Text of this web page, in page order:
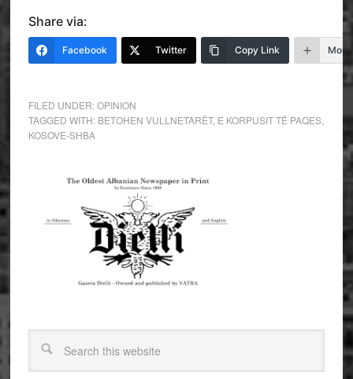
Share via:
Facebook Twitter Copy Link More
FILED UNDER:OPINION
TAGGED WITH: BETOHEN VULLNETARËT, E KORPUSIT TË PAQES,
KOSOVE-SHBA